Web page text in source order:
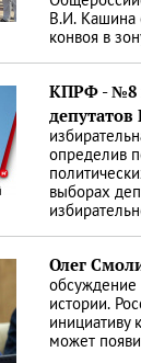
В.И. Кашина
конвоя в
КПРФ - №8
депутатов
определив
выборах
Олег
обсуждение
истории.
инициативу
может